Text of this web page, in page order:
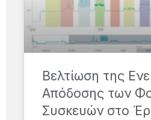
Βελτίωση της
Απόδοσης των
Συσκευών στο